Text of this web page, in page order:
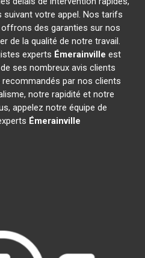
suivant votre appel. Nos tarifs
des garanties sur nos
de la qualité de notre travail.
experts Émerainville est
ses nombreux avis clients
par nos clients
notre rapidité et notre
appelez notre équipe de
Émerainville